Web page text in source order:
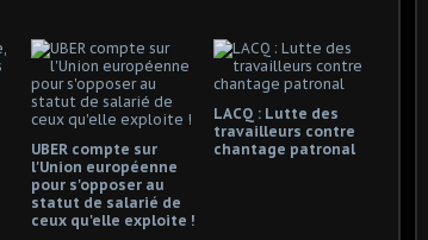
UBER compte sur
l'Union européenne
pour s'opposer au
statut de salarié de
ceux qu'elle exploite !
LACQ : Lutte des
travailleurs contre
chantage patronal